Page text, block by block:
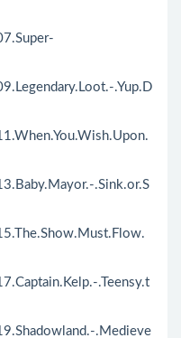
.Yup.D
.Sink.or.S
.Teensy.t
.Medieve